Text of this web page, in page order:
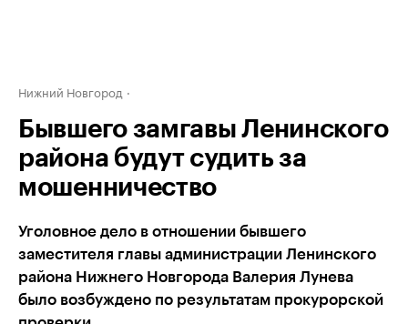
Нижний Новгород
Бывшего замгавы Ленинского
района будут судить за
мошенничество
Уголовное дело в отношении бывшего
заместителя главы администрации Ленинского
района Нижнего Новгорода Валерия Лунева
было возбуждено по результатам прокурорской